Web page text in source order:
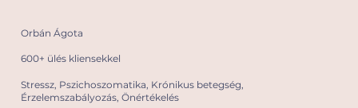
Orbán Ágota
600+ ülés kliensekkel
Stressz, Pszichoszomatika, Krónikus betegség,
Érzelemszabályozás, Önértékelés